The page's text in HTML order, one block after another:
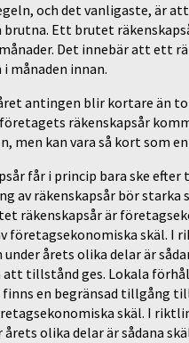
och det vanligaste, är
Ett brutet
Det innebär att ett
månaden innan.
antingen blir kortare än
räkenskapsår
men kan vara så kort som
får i princip bara ske
räkenskapsår bör starka
räkenskapsår är
företagsekonomiska skäl. I
årets olika delar är
tillstånd ges. Lokala
en begränsad tillgång
skäl. I
olika delar är sådana